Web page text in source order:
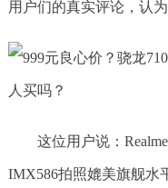
用户们的真实评论，认
这位用户说：
IMX586拍照媲美旗舰水